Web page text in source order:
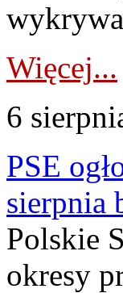
Więcej...
6
PSE
sierpnia
Polskie
okresy